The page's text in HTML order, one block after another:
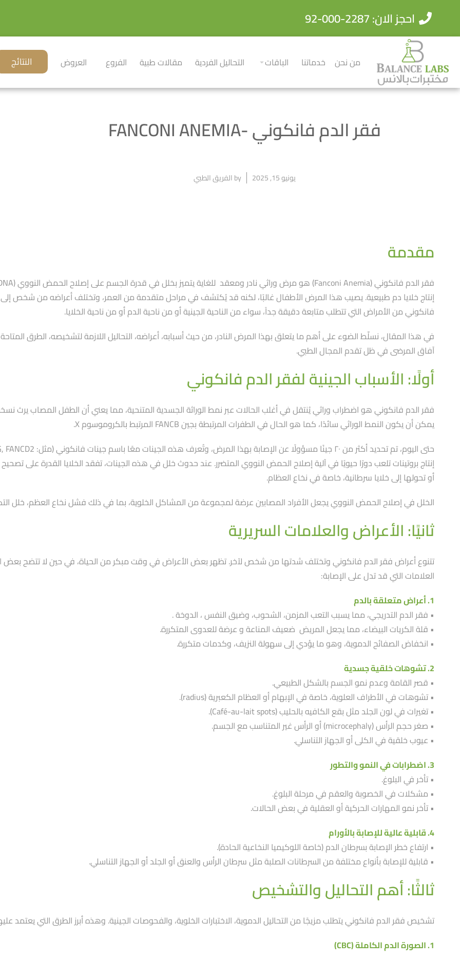
احجز الان: 2287-000-92
من نحن خدماتنا الباقات التحاليل الفردية مقالات طبية الفروع العروض النتائج
فقر الدم فانكوني -FANCONI ANEMIA
يونيو 15, 2025 byالفريق الطبي
مقدمة
إنتاج خلايا دم طبيعية. يصيب هذا المرض الأطفال غالبًا، لكنه قد يُكتشف في مراحل متقدمة من العمر، وتختلف أعراضه من شخص
فانكوني من الأمراض التي تتطلب متابعة دقيقة جداََ، سواء من الناحية الجينية أو من ناحية الدم أو من ناحية الخلايا.
في هذا المقال، نسلّط الضوء على أهم ما يتعلق بهذا المرض النادر، من حيث أسبابه، أعراضه، التحاليل اللازمة لتشخيصه، الطرق
آفاق المرضى في ظل تقدم المجال الطبي.
أولًا: الأسباب الجينية لفقر الدم فانكوني
فقر الدم فانكوني هو اضطراب وراثي يُنتقل في أغلب الحالات عبر نمط الوراثة الجسدية المتنحية، مما يعني أن الطفل المصاب يرث
يمكن أن يكون النمط الوراثي سائدًا، كما هو الحال في الطفرات المرتبطة بجين FANCB المرتبط بالكروموسوم X.
إنتاج بروتينات تلعب دورًا حيويًا في آلية إصلاح الحمض النووي المتضرر. عند حدوث خلل في هذه الجينات، تفقد الخلايا القدرة على
أو تحولها إلى خلايا سرطانية، خاصة في نخاع العظام.
الخلل في إصلاح الحمض النووي يجعل الأفراد المصابين عرضة لمجموعة من المشاكل الخلوية، بما في ذلك فشل نخاع العظم، خلل
ثانيًا: الأعراض والعلامات السريرية
تتنوع أعراض فقر الدم فانكوني وتختلف شدتها من شخص لآخر. تظهر بعض الأعراض في وقت مبكر من الحياة، في حين لا تتضح بعض
العلامات التي قد تدل على الإصابة:
1. أعراض متعلقة بالدم
• فقر الدم التدريجي، مما يسبب التعب المزمن، الشحوب، وضيق النفس ، الدوخة .
• قلة الكريات البيضاء، مما يجعل المريض ضعيف المناعة و عرضة للعدوى المتكررة.
• انخفاض الصفائح الدموية، وهو ما يؤدي إلى سهولة النزيف، وكدمات متكررة.
2. تشوهات خلقية جسدية
• قصر القامة وعدم نمو الجسم بالشكل الطبيعي.
• تشوهات في الأطراف العلوية، خاصة في الإبهام أو العظام الكعبرية (radius).
• تغيرات في لون الجلد مثل بقع الكافيه بالحليب (Café-au-lait spots).
• صغر حجم الرأس (microcephaly) أو الرأس غير المتناسب مع الجسم.
• عيوب خلقية في الكلى أو الجهاز التناسلي.
3. اضطرابات في النمو والتطور
• تأخر في البلوغ.
• مشكلات في الخصوبة والعقم في مرحلة البلوغ.
• تأخر نمو المهارات الحركية أو العقلية في بعض الحالات.
4. قابلية عالية للإصابة بالأورام
• ارتفاع خطر الإصابة بسرطان الدم (خاصة اللوكيميا النخاعية الحادة).
• قابلية للإصابة بأنواع مختلفة من السرطانات الصلبة مثل سرطان الرأس والعنق أو الجلد أو الجهاز التناسلي.
ثالثًا: أهم التحاليل والتشخيص
تشخيص فقر الدم فانكوني يتطلب مزيجًا من التحاليل الدموية، الاختبارات الخلوية، والفحوصات الجينية. وهذه أبرز الطرق التي يعتمد
1. الصورة الدم الكاملة (CBC)